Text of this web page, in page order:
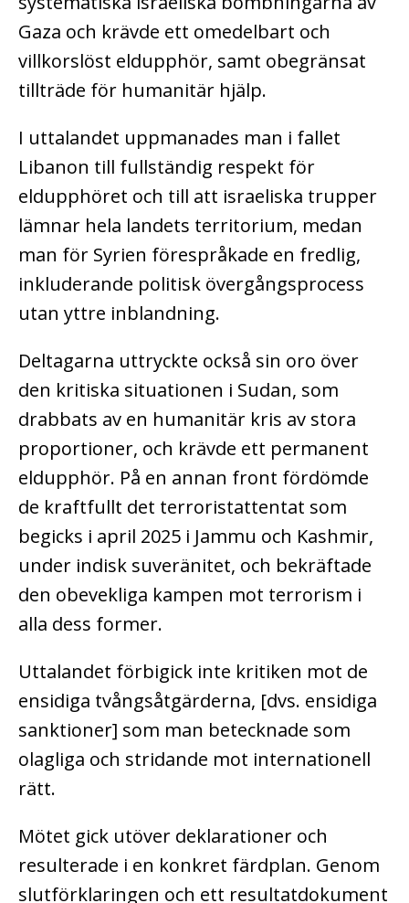
Gaza och krävde ett omedelbart och
villkorslöst eldupphör, samt obegränsat
tillträde för humanitär hjälp.
I uttalandet uppmanades man i fallet
Libanon till fullständig respekt för
eldupphöret och till att israeliska trupper
lämnar hela landets territorium, medan
man för Syrien förespråkade en fredlig,
inkluderande politisk övergångsprocess
utan yttre inblandning.
Deltagarna uttryckte också sin oro över
den kritiska situationen i Sudan, som
drabbats av en humanitär kris av stora
proportioner, och krävde ett permanent
eldupphör. På en annan front fördömde
de kraftfullt det terroristattentat som
begicks i april 2025 i Jammu och Kashmir,
under indisk suveränitet, och bekräftade
den obevekliga kampen mot terrorism i
alla dess former.
Uttalandet förbigick inte kritiken mot de
ensidiga tvångsåtgärderna, [dvs. ensidiga
sanktioner] som man betecknade som
olagliga och stridande mot internationell
rätt.
Mötet gick utöver deklarationer och
resulterade i en konkret färdplan. Genom
slutförklaringen och ett resultatdokument